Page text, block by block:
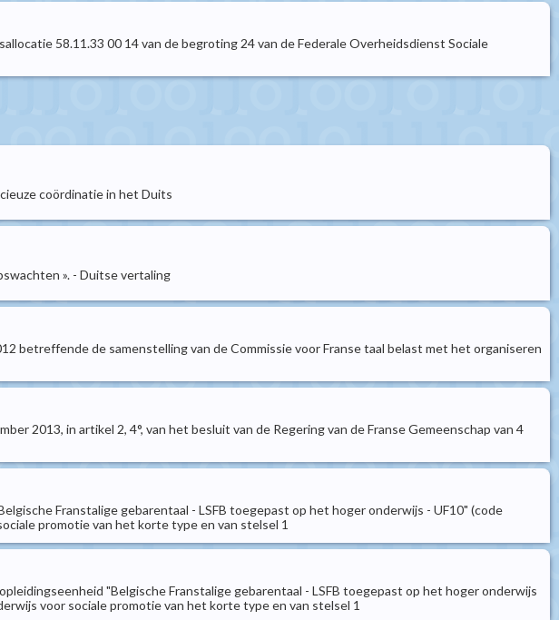
58.11.33 00 14 van de begroting 24 van de Federale Overheidsdienst Sociale
coördinatie in het Duits
». - Duitse vertaling
betreffende de samenstelling van de Commissie voor Franse taal belast met het organiseren
2013, in artikel 2, 4°, van het besluit van de Regering van de Franse Gemeenschap van 4
Franstalige gebarentaal - LSFB toegepast op het hoger onderwijs - UF10" (code
promotie van het korte type en van stelsel 1
"Belgische Franstalige gebarentaal - LSFB toegepast op het hoger onderwijs
voor sociale promotie van het korte type en van stelsel 1